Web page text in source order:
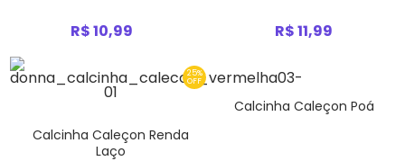
R$ 10,99 R$ 11,99
25%
OFF
Calcinha Caleçon Renda
Laço
Calcinha Caleçon Poá